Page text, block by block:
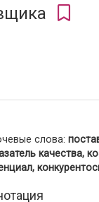
слова:
качества,